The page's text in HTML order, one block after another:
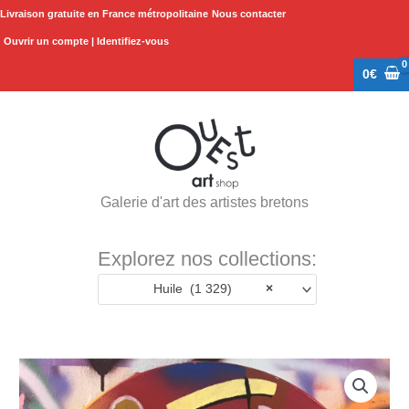
Aller
Livraison gratuite en France métropolitaine Nous contacter
Ouvrir un compte | Identifiez-vous
0€
Galerie d'art des artistes bretons
Explorez nos collections:
×
Huile (1 329)
quantité
de